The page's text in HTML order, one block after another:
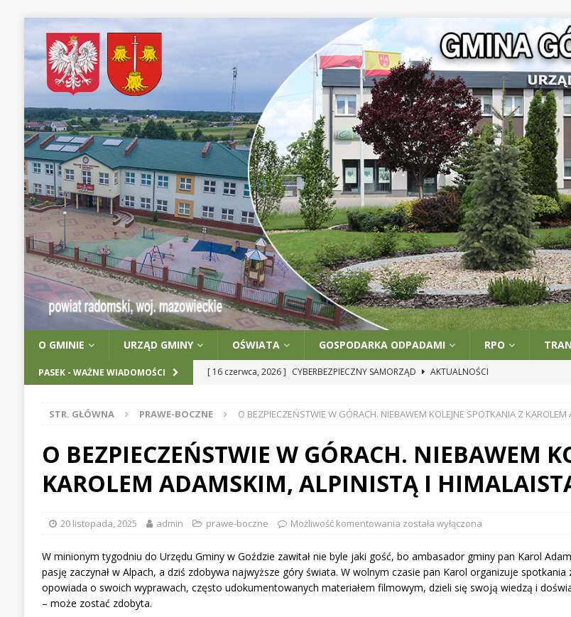
O GMINIE URZĄD GMINY OŚWIATA GOSPODARKA ODPADAMI RPO
PASEK - WAŻNE WIADOMOŚCI [ 16 czerwca, 2026 ] CYBERBEZPIECZNY SAMORZĄD
AKTUALNOŚCI
[ 12 maja, 2026 ] INFORMACJA
PRAWE-BOCZNE
[ 12 maja, 2026 ]
PROGRAM „CZYSTE POWIETRZE” W GMINIE GÓZD
PRAWE-BOCZNE
EDUKACJI CYFROWEJ MAZOWSZE”
UNCATEGORIZED
STR. GŁÓWNA PRAWE-BOCZNE O BEZPIECZEŃSTWIE W GÓRACH. NIEBAWEM KOLEJNE SPOTKANIA Z
O BEZPIECZEŃSTWIE W GÓRACH. NIEBAWEM
KAROLEM ADAMSKIM, ALPINISTĄ I
20 listopada, 2025 admin prawe-boczne Możliwość komentowania została wyłączona
W minionym tygodniu do Urzędu Gminy w Goździe zawitał nie byle jaki gość, bo ambasador gminy pan Karol
pasję zaczynał w Alpach, a dziś zdobywa najwyższe góry świata. W wolnym czasie pan Karol organizuje
opowiada o swoich wyprawach, często udokumentowanych materiałem filmowym, dzieli się swoją wiedzą i
– może zostać zdobyta.